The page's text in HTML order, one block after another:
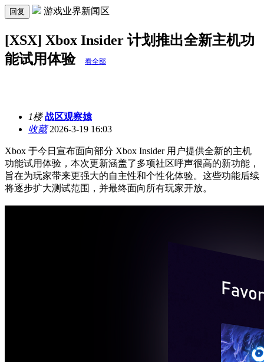
回复 游戏业界新闻区
[XSX] Xbox Insider 计划推出全新主机功
能试用体验
看全部
1楼 战区观察媴
收藏2026-3-19 16:03
Xbox 于今日宣布面向部分 Xbox Insider 用户提供全新的主机
功能试用体验，本次更新涵盖了多项社区呼声很高的新功能，
旨在为玩家带来更强大的自主性和个性化体验。这些功能后续
将逐步扩大测试范围，并最终面向所有玩家开放。